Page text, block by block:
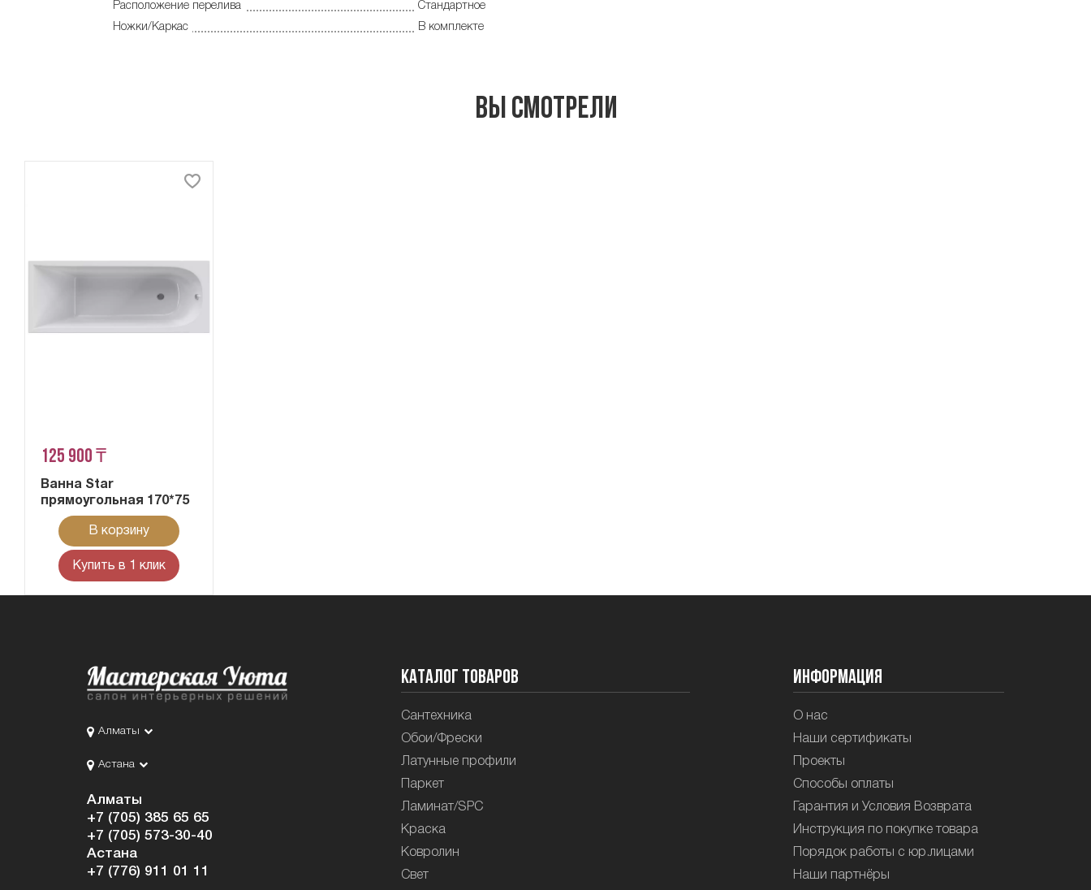
Расположение перелива
Стандартное
Ножки/Каркас
В комплекте
Вы смотрели
125 900 ₸
Ванна Star
прямоугольная 170*75
В корзину
Купить в 1 клик
Алматы
Астана
Алматы
+7 (705) 385 65 65
+7 (705) 573-30-40
Астана
+7 (776) 911 01 11
Каталог товаров
Сантехника
Обои/Фрески
Латунные профили
Паркет
Ламинат/SPC
Краска
Ковролин
Свет
Информация
О нас
Наши сертификаты
Проекты
Способы оплаты
Гарантия и Условия Возврата
Инструкция по покупке товара
Порядок работы с юр.лицами
Наши партнёры